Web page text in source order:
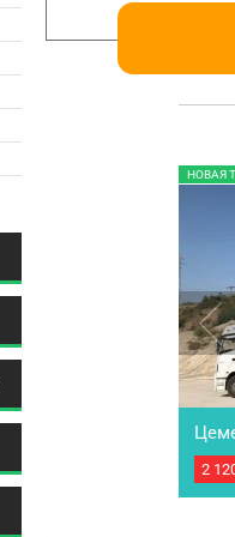
НОВАЯ
2